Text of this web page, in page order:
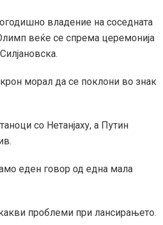
владение на соседната
веќе се спрема церемонија
морал да се поклони во знак
со Нетанјаху, а Путин
еден говор од една мала
проблеми при лансирањето.